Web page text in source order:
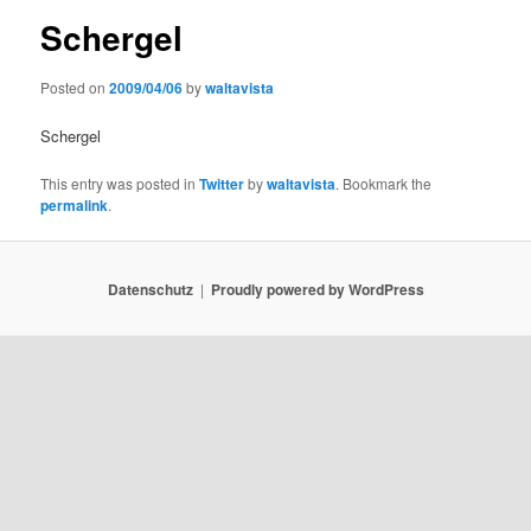
Schergel
Posted on2009/04/06bywaltavista
Schergel
This entry was posted inTwitterbywaltavista. Bookmark the
permalink.
Datenschutz Proudly powered by WordPress